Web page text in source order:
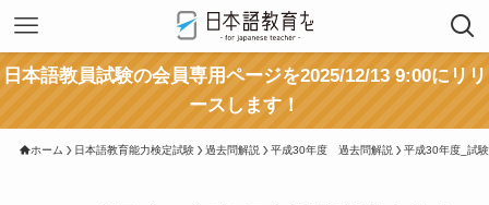
日本語教員試験の会員専用ページを2025/12/13 9:00にリリ
ースします！
ホーム 日本語教育能力検定試験 過去問解説 平成30年度 過去問解説 平成30年度_試